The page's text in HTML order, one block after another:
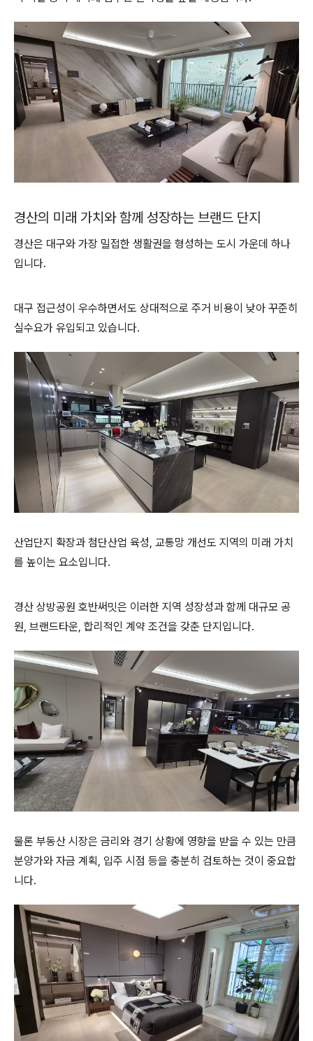
경산의 미래 가치와 함께 성장하는 브랜드 단지
경산은 대구와 가장 밀접한 생활권을 형성하는 도시 가운데 하나
입니다.
대구 접근성이 우수하면서도 상대적으로 주거 비용이 낮아 꾸준히
실수요가 유입되고 있습니다.
산업단지 확장과 첨단산업 육성, 교통망 개선도 지역의 미래 가치
를 높이는 요소입니다.
경산 상방공원 호반써밋은 이러한 지역 성장성과 함께 대규모 공
원, 브랜드타운, 합리적인 계약 조건을 갖춘 단지입니다.
물론 부동산 시장은 금리와 경기 상황에 영향을 받을 수 있는 만큼
분양가와 자금 계획, 입주 시점 등을 충분히 검토하는 것이 중요합
니다.